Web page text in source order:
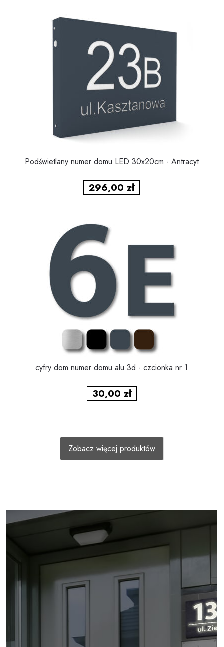
Podświetlany numer domu LED 30x20cm - Antracyt
296,00zł
cyfry dom numer domu alu 3d - czcionka nr 1
30,00 zł
Zobacz więcej produktów